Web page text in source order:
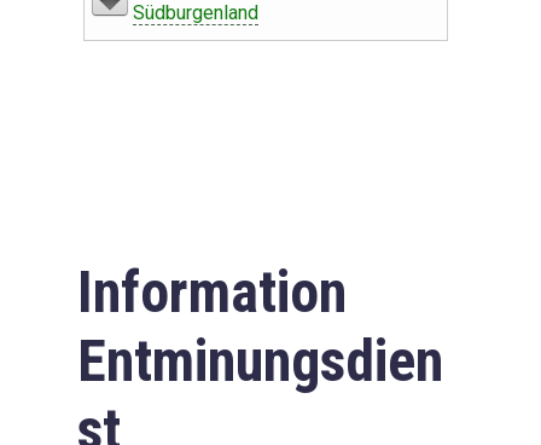
Südburgenland
Information
Entminungsdien
st